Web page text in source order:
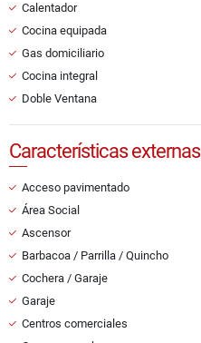
Calentador
Cocina equipada
Gas domiciliario
Cocina integral
Doble Ventana
Características externas
Acceso pavimentado
Área Social
Ascensor
Barbacoa / Parrilla / Quincho
Cochera / Garaje
Garaje
Centros comerciales